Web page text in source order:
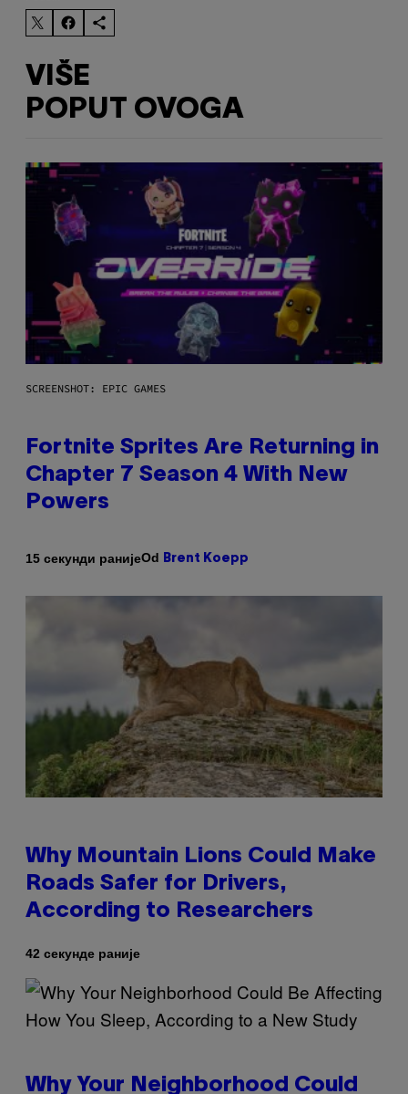
VIŠE
POPUT OVOGA
SCREENSHOT: EPIC GAMES
Fortnite Sprites Are Returning in
Chapter 7 Season 4 With New
Powers
15 секунди ранијеOd Brent Koepp
Why Mountain Lions Could Make
Roads Safer for Drivers,
According to Researchers
42 секунде раније
Why Your Neighborhood Could